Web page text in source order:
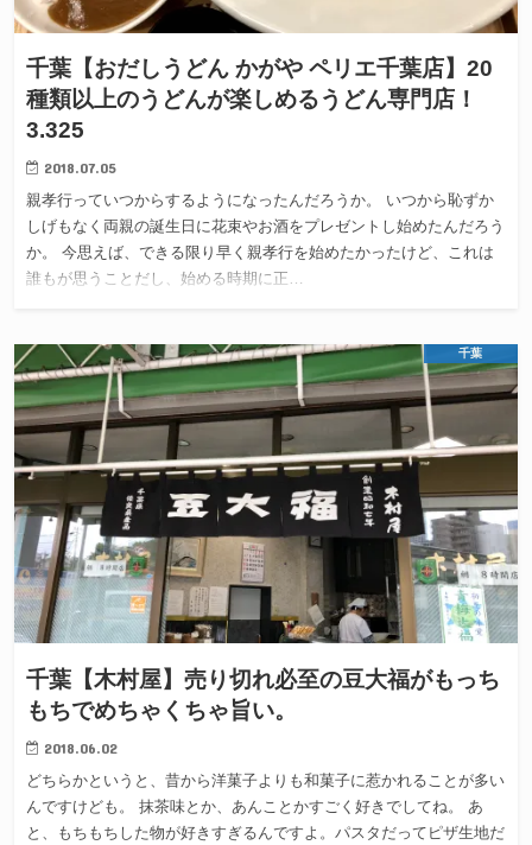
千葉【おだしうどん かがや ペリエ千葉店】20
種類以上のうどんが楽しめるうどん専門店！
3.325
2018.07.05
親孝行っていつからするようになったんだろうか。 いつから恥ずか
しげもなく両親の誕生日に花束やお酒をプレゼントし始めたんだろう
か。 今思えば、できる限り早く親孝行を始めたかったけど、これは
誰もが思うことだし、始める時期に正…
千葉
千葉【木村屋】売り切れ必至の豆大福がもっち
もちでめちゃくちゃ旨い。
2018.06.02
どちらかというと、昔から洋菓子よりも和菓子に惹かれることが多い
んですけども。 抹茶味とか、あんことかすごく好きでしてね。 あ
と、もちもちした物が好きすぎるんですよ。パスタだってピザ生地だ